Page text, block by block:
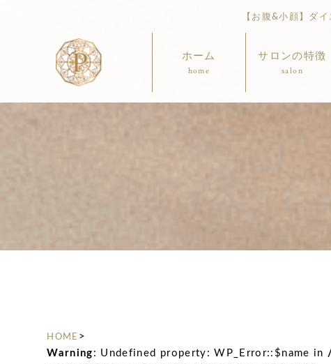
【お腹&小顔】ダ
ホーム
home
サロンの特徴
salon
HOME >
Warning : Undefined property: WP_Error::$name in